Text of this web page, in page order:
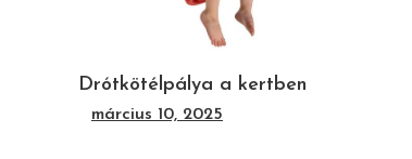
Drótkötélpálya a kertben
március 10, 2025